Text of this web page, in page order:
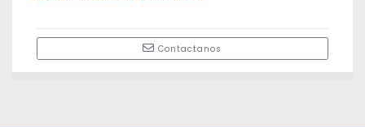
Contactanos